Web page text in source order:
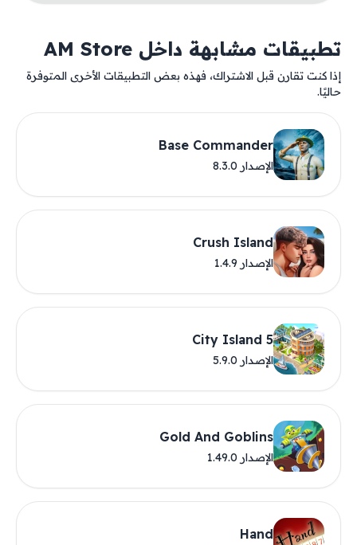
تطبيقات مشابهة داخل AM Store
إذا كنت تقارن قبل الاشتراك، فهذه بعض التطبيقات الأخرى المتوفرة
حاليًا.
Base Commander
الإصدار 8.3.0
Crush Island
الإصدار 1.4.9
City Island 5
الإصدار 5.9.0
Gold And Goblins
الإصدار 1.49.0
Hand